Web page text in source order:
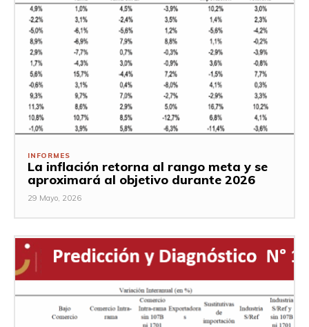
INFORMES
La inflación retorna al rango meta y se
aproximará al objetivo durante 2026
29 Mayo, 2026